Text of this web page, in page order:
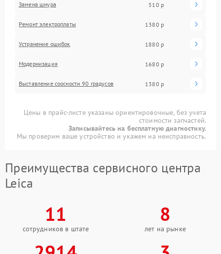
Замена шнура 510 р
Ремонт электроплаты 1380 р
Устранение ошибок 1880 р
Модернизация 1680 р
Выставление соосности 90 градусов 1380 р
Цены в прайс-листе указаны ориентировочные, без учета
стоимости запчастей.
Записывайтесь на бесплатную диагностику.
Мы проверим ваше устройство и укажем на неисправность.
Преимущества сервисного центра
Leica
11
сотрудников в штате
8
лет на рынке